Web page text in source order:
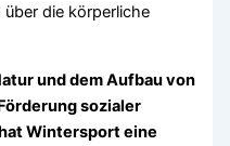
die körperliche
und dem Aufbau von
sozialer
Wintersport eine